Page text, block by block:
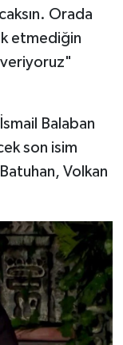
Orada
etmediğin
veriyoruz"
Balaban
son isim
Volkan